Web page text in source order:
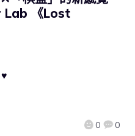
Lab 《Lost
0 0